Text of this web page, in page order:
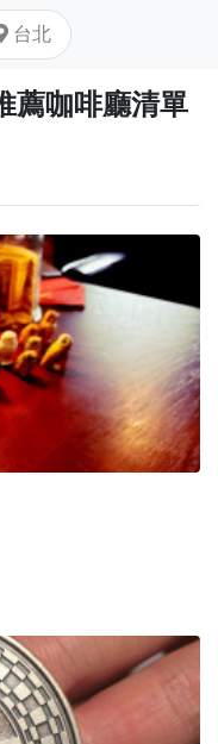
台北
薦咖啡廳清單